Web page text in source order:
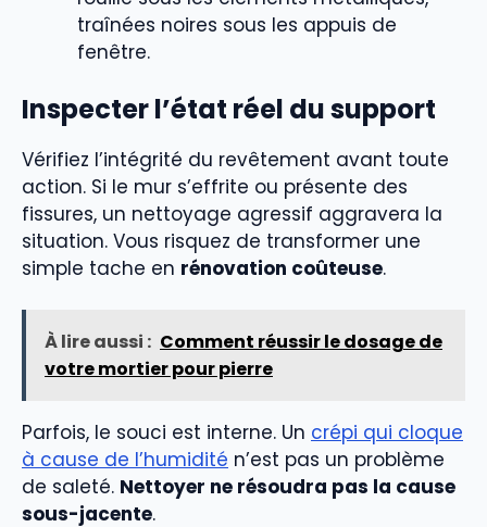
traînées noires sous les appuis de
fenêtre.
Inspecter l’état réel du support
Vérifiez l’intégrité du revêtement avant toute
action. Si le mur s’effrite ou présente des
fissures, un nettoyage agressif aggravera la
situation. Vous risquez de transformer une
simple tache en rénovation coûteuse.
À lire aussi : Comment réussir le dosage de
votre mortier pour pierre
Parfois, le souci est interne. Un crépi qui cloque
à cause de l’humidité n’est pas un problème
de saleté. Nettoyer ne résoudra pas la cause
sous-jacente.